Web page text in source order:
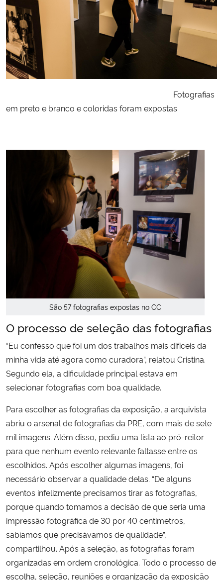
Fotografias
em preto e branco e coloridas foram expostas
São 57 fotografias expostas no CC
O processo de seleção das fotografias
“Eu confesso que foi um dos trabalhos mais difíceis da
minha vida até agora como curadora”, relatou Cristina.
Segundo ela, a dificuldade principal estava em
selecionar fotografias com boa qualidade.
Para escolher as fotografias da exposição, a arquivista
abriu o arsenal de fotografias da PRE, com mais de sete
mil imagens. Além disso, pediu uma lista ao pró-reitor
para que nenhum evento relevante faltasse entre os
escolhidos. Após escolher algumas imagens, foi
necessário observar a qualidade delas. “De alguns
eventos infelizmente precisamos tirar as fotografias,
porque quando tomamos a decisão de que seria uma
impressão fotográfica de 30 por 40 centímetros,
sabíamos que precisávamos de qualidade”,
compartilhou. Após a seleção, as fotografias foram
organizadas em ordem cronológica. Todo o processo de
escolha, seleção, reuniões e organização da exposição